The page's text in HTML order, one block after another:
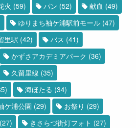
火 (59) パン (52) 献血 (49)
ゆりまち袖ケ浦駅前モール (47)
里駅 (42) バス (41)
かずさアカデミアパーク (36)
久留里線 (35)
海ほたる (34)
ケ浦公園 (29) お祭り (29)
(27) きさらづ街灯フォト (27)